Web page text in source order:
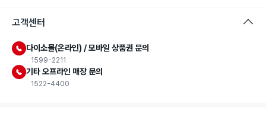
고객센터
다이소몰(온라인) / 모바일 상품권 문의
1599-2211
기타 오프라인 매장 문의
1522-4400